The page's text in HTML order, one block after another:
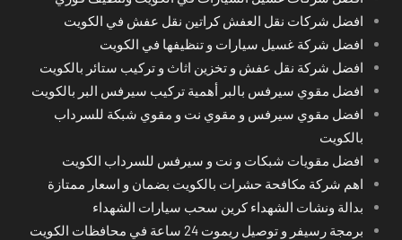
افضل شركات نقل العفش كراتين نقل عفش في الكويت
افضل شركة غسيل سيارات و تنظيفها في الكويت
افضل شركة نقل عفش و تخزين اثاث و تركيب ستائر بالكويت
افضل مقوي سيرفس بالبر أهمية تركيب سيرفس البر بالكويت
افضل مقوي سيرفس و مقوي نت و مقوي شبكة للسرداب
بالكويت
افضل مقويات شبكات و نت و سيرفس للسرداب الكويت
اهم شركة مكافحة حشرات بالكويت بضمان و اسعار ممتازة
بدالة ونشات الشهداء كرين سحب سيارات الشهداء
برمجة رسيفر و توصيل ريموت 24 ساعة في محافظات الكويت